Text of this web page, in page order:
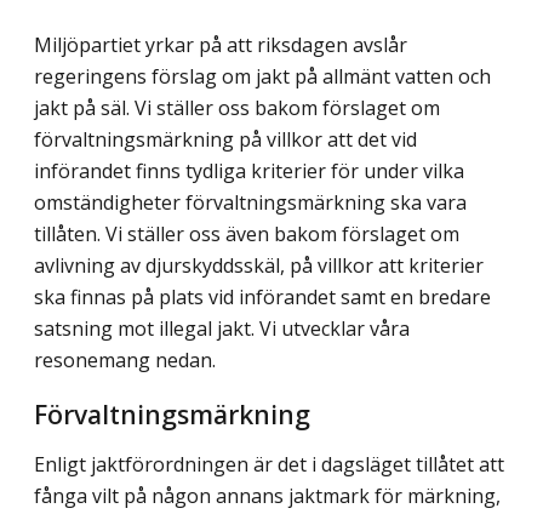
Miljöpartiet yrkar på att riksdagen avslår
regeringens förslag om jakt på allmänt vatten och
jakt på säl. Vi ställer oss bakom förslaget om
förvaltningsmärkning på villkor att det vid
införandet finns tydliga kriterier för under vilka
omständigheter förvaltnings­märk­ning ska vara
tillåten. Vi ställer oss även bakom förslaget om
avlivning av djurskydds­skäl, på villkor att kriterier
ska finnas på plats vid införandet samt en bredare
satsning mot illegal jakt. Vi utvecklar våra
resonemang nedan.
Förvaltningsmärkning
Enligt jaktförordningen är det i dagsläget tillåtet att
fånga vilt på någon annans jaktmark för märkning,